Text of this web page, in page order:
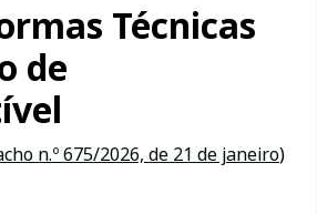
Técnicas
de
n.º 675/2026, de 21 de janeiro)